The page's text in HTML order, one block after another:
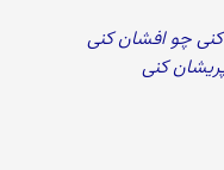
چو افشان کنی
کنی